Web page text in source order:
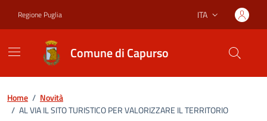
Regione Puglia Lingua attiva:
ITA
Comune di Capurso
Home / Novità
/ AL VIA IL SITO TURISTICO PER VALORIZZARE IL TERRITORIO